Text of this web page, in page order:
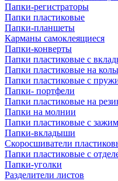
Папки-регистраторы
Папки пластиковые
Папки-планшеты
Карманы самоклеящиеся
Папки-конверты
Папки пластиковые с
Папки пластиковые на
Папки пластиковые с
Папки- портфели
Папки пластиковые на
Папки на молнии
Папки пластиковые с
Папки-вкладыши
Скоросшиватели
Папки пластиковые с
Папки-уголки
Разделители листов